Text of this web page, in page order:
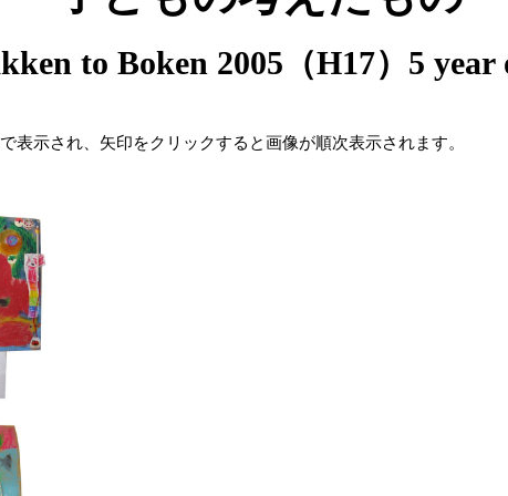
to Boken 2005（H17）5 year
表示され、矢印をクリックすると画像が順次表示されます。